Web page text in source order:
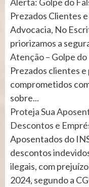
Prezados Clientes
Advocacia, No
priorizamos a
Atenção – Golpe
Prezados clientes
comprometidos
sobre...
Proteja Sua
Descontos e
Aposentados do
descontos
ilegais, com
2024, segundo a